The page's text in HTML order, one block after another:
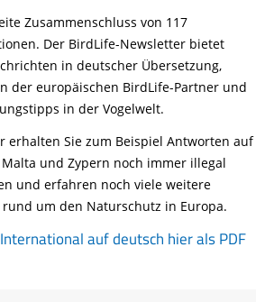
Zusammenschluss von 117
Der BirdLife-Newsletter bietet
in deutscher Übersetzung,
der europäischen BirdLife-Partner und
in der Vogelwelt.
erhalten Sie zum Beispiel Antworten auf
und Zypern noch immer illegal
und erfahren noch viele weitere
um den Naturschutz in Europa.
auf deutsch hier als PDF